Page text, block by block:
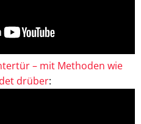
– mit Methoden wie
drüber: